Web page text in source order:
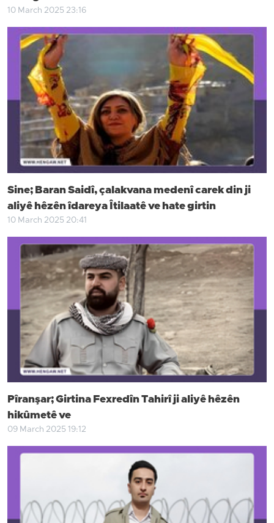
10 March 2025 23:16
Sine; Baran Saidî, çalakvana medenî carek din ji
aliyê hêzên îdareya Îtilaatê ve hate girtin
10 March 2025 20:41
Pîranşar; Girtina Fexredîn Tahirî ji aliyê hêzên
hikûmetê ve
09 March 2025 19:12